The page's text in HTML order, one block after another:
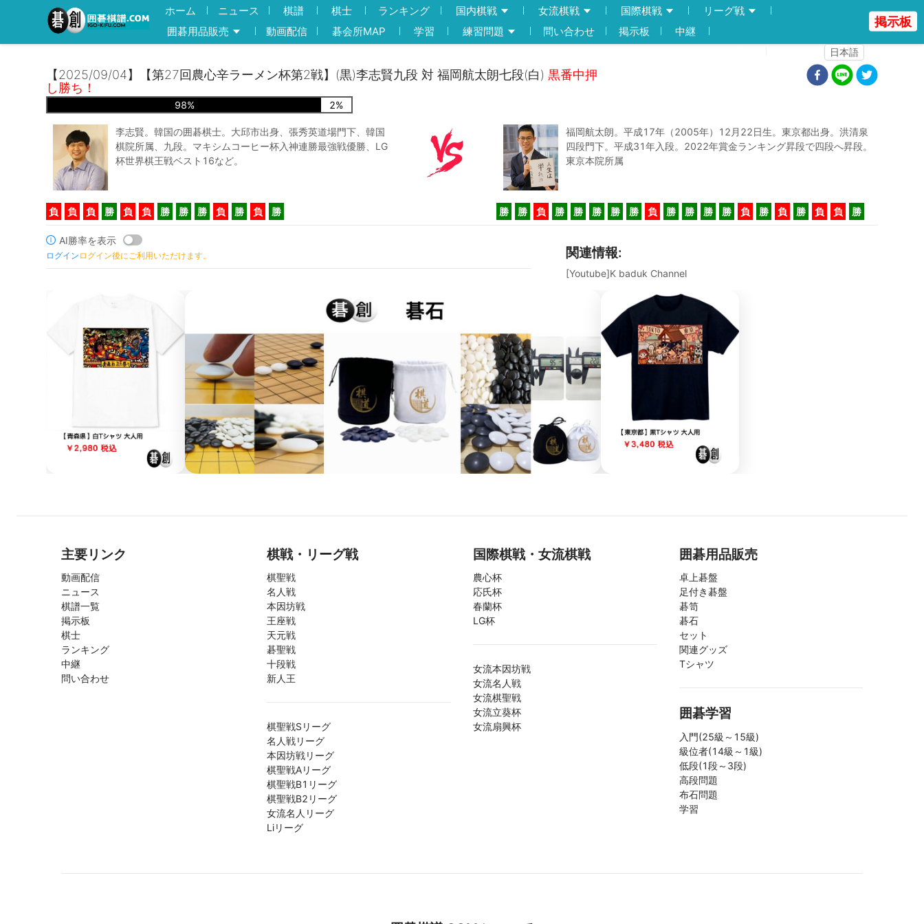
ホーム ニュース 棋譜 棋士 ランキング 国内棋戦 女流棋戦 国際棋戦
リーグ戦
囲碁用品販売
動画配信 碁会所MAP 学習 練習問題 問い合わせ 掲示板
中継
日本語
掲示板
【2025/09/04】【第27回農心辛ラーメン杯第2戦】(黒)李志賢九段 対 福岡航太朗七段(白)黒番中押
し勝ち！
98% 2%
李志賢。韓国の囲碁棋士。大邱市出身、張秀英道場門下、韓国
棋院所属、九段。マキシムコーヒー杯入神連勝最強戦優勝、LG
杯世界棋王戦ベスト16など。
福岡航太朗。平成17年（2005年）12月22日生。東京都出身。洪清泉
四段門下。平成31年入段。2022年賞金ランキング昇段で四段へ昇段。
東京本院所属
負 負 負 勝 負 負 勝 勝 勝 負 勝 負 勝 勝 勝 負 勝 勝 勝 勝 勝 負 勝 勝 勝 勝 負 勝 負 勝 負 負 勝
AI勝率を表示
ログイン ログイン後にご利用いただけます。 関連情報:
[Youtube]K baduk Channel
主要リンク
動画配信
ニュース
棋譜一覧
掲示板
棋士
ランキング
中継
問い合わせ
棋戦・リーグ戦
棋聖戦
名人戦
本因坊戦
王座戦
天元戦
碁聖戦
十段戦
新人王
棋聖戦Sリーグ
名人戦リーグ
本因坊戦リーグ
棋聖戦Aリーグ
棋聖戦B1リーグ
棋聖戦B2リーグ
女流名人リーグ
Liリーグ
国際棋戦・女流棋戦
農心杯
応氏杯
春蘭杯
LG杯
女流本因坊戦
女流名人戦
女流棋聖戦
女流立葵杯
女流扇興杯
囲碁用品販売
卓上碁盤
足付き碁盤
碁笥
碁石
セット
関連グッズ
Tシャツ
囲碁学習
入門(25級～15級)
級位者(14級～1級)
低段(1段～3段)
高段問題
布石問題
学習